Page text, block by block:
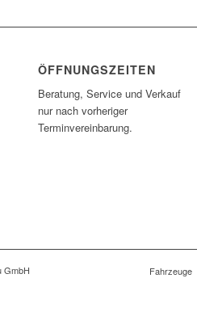
ÖFFNUNGSZEITEN
Beratung, Service und Verkauf
nur nach vorheriger
Terminvereinbarung.
GmbH Fahrzeuge